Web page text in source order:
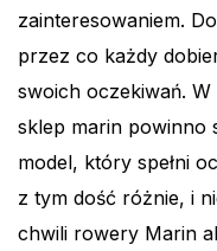
zainteresowaniem.
przez co każdy
swoich oczekiwań.
sklep marin powinno
model, który spełni
z tym dość różnie, i
chwili rowery Marin